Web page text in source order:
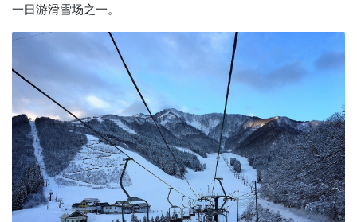
一日游滑雪场之一。